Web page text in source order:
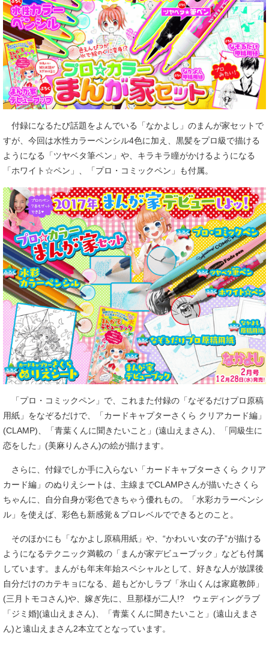
付録になるたび話題をよんでいる「なかよし」のまんが家セットで
すが、今回は水性カラーペンシル4色に加え、黒髪をプロ級で描ける
ようになる「ツヤベタ筆ペン」や、キラキラ瞳がかけるようになる
「ホワイト☆ペン」、「プロ・コミックペン」も付属。
「プロ・コミックペン」で、これまた付録の「なぞるだけプロ原稿
用紙」をなぞるだけで、「カードキャプターさくら クリアカード編」
(CLAMP)、「青葉くんに聞きたいこと」(遠山えまさん)、「同級生に
恋をした」(美麻りんさん)の絵が描けます。
さらに、付録でしか手に入らない「カードキャプターさくら クリア
カード編」のぬりえシートは、主線までCLAMPさんが描いたさくら
ちゃんに、自分自身が彩色できちゃう優れもの。「水彩カラーペンシ
ル」を使えば、彩色も新感覚＆プロレベルでできるとのこと。
そのほかにも「なかよし原稿用紙」や、“かわいい女の子”が描ける
ようになるテクニック満載の「まんが家デビューブック」なども付属
しています。まんがも年末年始スペシャルとして、好きな人が放課後
自分だけのカテキョになる、超もどかしラブ「氷山くんは家庭教師」
(三月トモコさん)や、嫁ぎ先に、旦那様が二人!? ウェディングラブ
「ジミ婚](遠山えまさん)、「青葉くんに聞きたいこと」(遠山えまさ
ん)と遠山えまさん2本立てとなっています。